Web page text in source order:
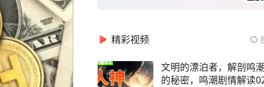
精彩视频
文明的漂泊者，解剖鸣
的秘密，鸣潮剧情解读